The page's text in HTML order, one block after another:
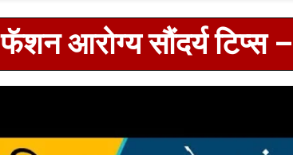
फॅशन आरोग्य सौंदर्य टिप्स –